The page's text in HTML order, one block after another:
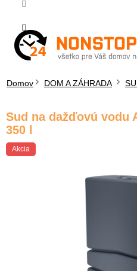
obsah
Domov DOM A ZÁHRADA
Sud na dažďovú vodu
350 l
Akcia